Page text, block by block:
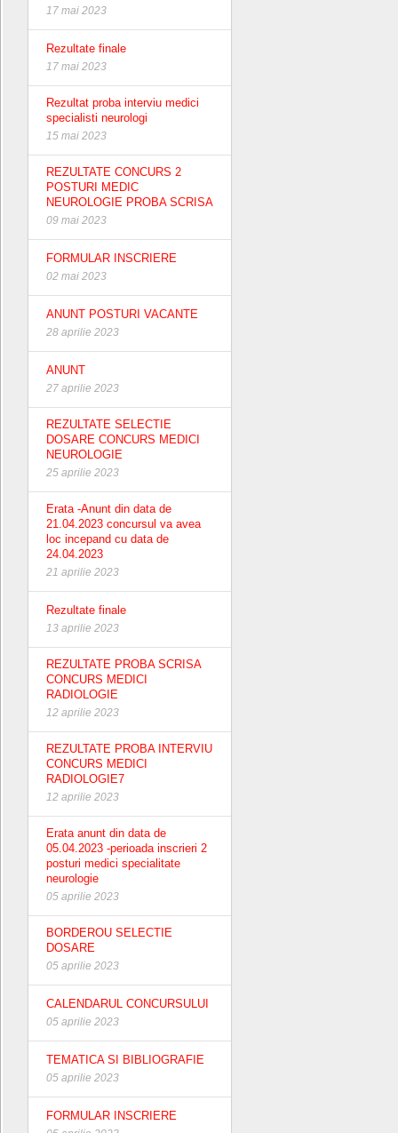
17 mai 2023
Rezultate finale
17 mai 2023
Rezultat proba interviu medici
specialisti neurologi
15 mai 2023
REZULTATE CONCURS 2
POSTURI MEDIC
NEUROLOGIE PROBA SCRISA
09 mai 2023
FORMULAR INSCRIERE
02 mai 2023
ANUNT POSTURI VACANTE
28 aprilie 2023
ANUNT
27 aprilie 2023
REZULTATE SELECTIE
DOSARE CONCURS MEDICI
NEUROLOGIE
25 aprilie 2023
Erata -Anunt din data de
21.04.2023 concursul va avea
loc incepand cu data de
24.04.2023
21 aprilie 2023
Rezultate finale
13 aprilie 2023
REZULTATE PROBA SCRISA
CONCURS MEDICI
RADIOLOGIE
12 aprilie 2023
REZULTATE PROBA INTERVIU
CONCURS MEDICI
RADIOLOGIE7
12 aprilie 2023
Erata anunt din data de
05.04.2023 -perioada inscrieri 2
posturi medici specialitate
neurologie
05 aprilie 2023
BORDEROU SELECTIE
DOSARE
05 aprilie 2023
CALENDARUL CONCURSULUI
05 aprilie 2023
TEMATICA SI BIBLIOGRAFIE
05 aprilie 2023
FORMULAR INSCRIERE